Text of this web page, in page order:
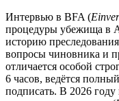
Интервью в BFA (
процедуры убежища в
историю
вопросы чиновника и
отличается особой
6 часов, ведётся
подписать. В 2026